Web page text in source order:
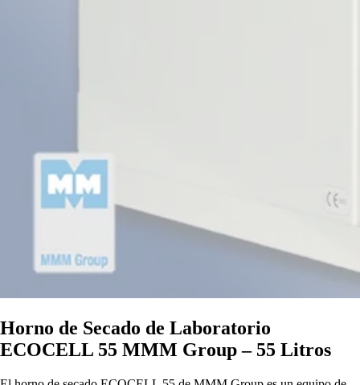
Horno de Secado de Laboratorio
ECOCELL 55 MMM Group – 55 Litros